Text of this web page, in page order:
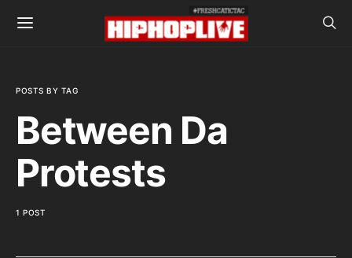
POSTS BY TAG
Between Da
Protests
1 POST